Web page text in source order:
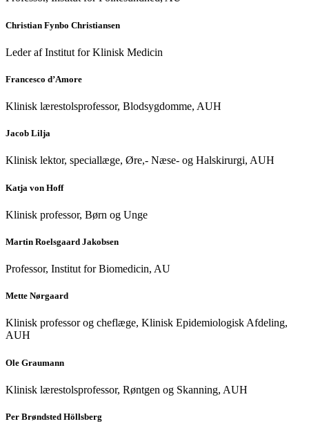
Christian Fynbo Christiansen
Leder af Institut for Klinisk Medicin
Francesco d’Amore
Klinisk lærestolsprofessor, Blodsygdomme, AUH
Jacob Lilja
Klinisk lektor, speciallæge, Øre,- Næse- og Halskirurgi, AUH
Katja von Hoff
Klinisk professor, Børn og Unge
Martin Roelsgaard Jakobsen
Professor, Institut for Biomedicin, AU
Mette Nørgaard
Klinisk professor og cheflæge, Klinisk Epidemiologisk Afdeling,
AUH
Ole Graumann
Klinisk lærestolsprofessor, Røntgen og Skanning, AUH
Per Brøndsted Höllsberg